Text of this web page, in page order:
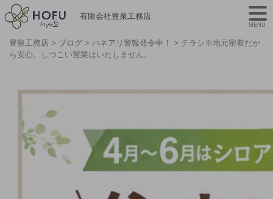
有限会社豊泉工務店
豊泉工務店 > ブログ > ハネアリ警報発令中！ > チラシ※地元密着だか
ら安心。しつこい営業はいたしません。
MENU